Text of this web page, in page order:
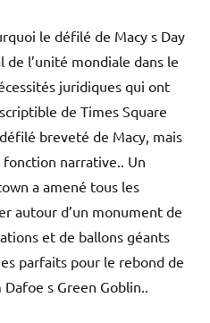
le défilé de Macy s Day
l’unité mondiale dans le
juridiques qui ont
de Times Square
breveté de Macy, mais
narrative.. Un
a amené tous les
autour d’un monument de
et de ballons géants
parfaits pour le rebond de
s Green Goblin..